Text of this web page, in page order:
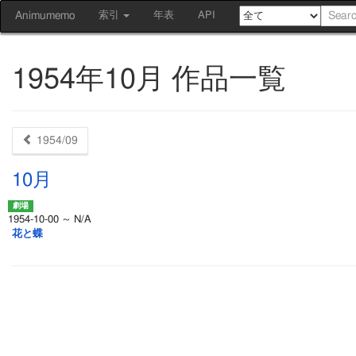
Animumemo 索引 年表 API
1954年10月 作品一覧
1954/09
10月
1954-10-00 ～ N/A
花と蝶